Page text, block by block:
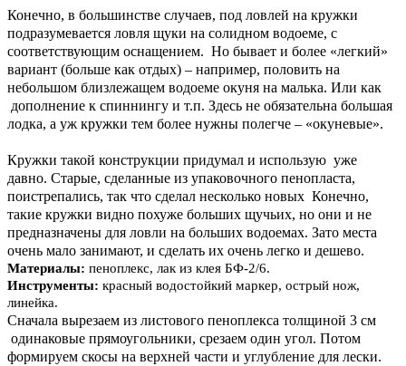
Конечно, в большинстве случаев, под ловлей на кружки
подразумевается ловля щуки на солидном водоеме, с
соответствующим оснащением. Но бывает и более «легкий»
вариант (больше как отдых) – например, половить на
небольшом близлежащем водоеме окуня на малька. Или как
дополнение к спиннингу и т.п. Здесь не обязательна большая
лодка, а уж кружки тем более нужны полегче – «окуневые».
Кружки такой конструкции придумал и использую уже
давно. Старые, сделанные из упаковочного пенопласта,
поистрепались, так что сделал несколько новых Конечно,
такие кружки видно похуже больших щучьих, но они и не
предназначены для ловли на больших водоемах. Зато места
очень мало занимают, и сделать их очень легко и дешево.
Материалы: пеноплекс, лак из клея БФ-2/6.
Инструменты: красный водостойкий маркер, острый нож,
линейка.
Сначала вырезаем из листового пеноплекса толщиной 3 см
одинаковые прямоугольники, срезаем один угол. Потом
формируем скосы на верхней части и углубление для лески.